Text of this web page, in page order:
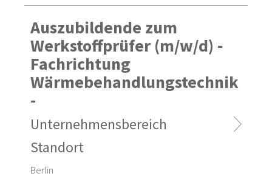
Auszubildende zum
Werkstoffprüfer (m/w/d) -
Fachrichtung
Wärmebehandlungstechnik
-
Unternehmensbereich
Standort
Berlin